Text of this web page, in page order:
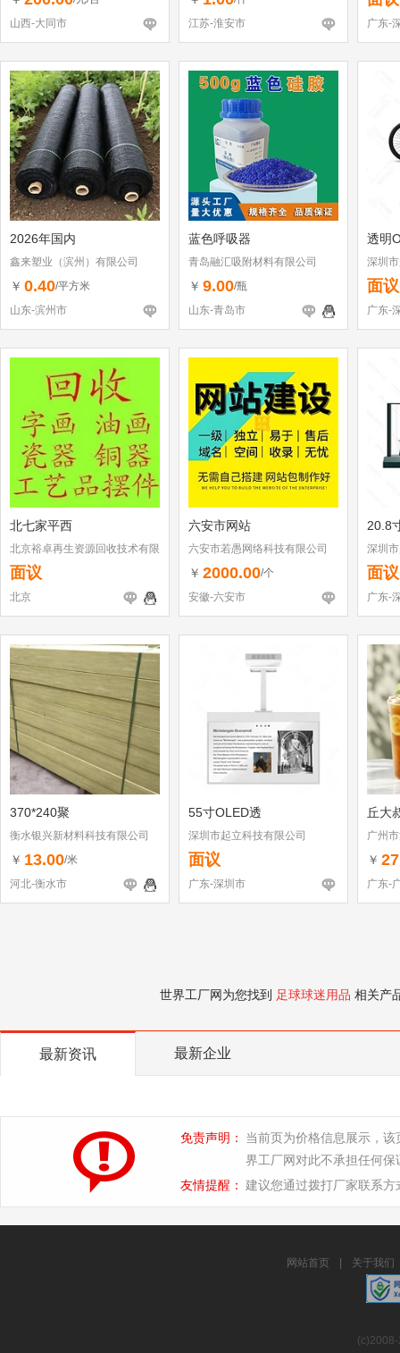
山西-大同市
江苏-淮安市
广东-
2026年国内
鑫来塑业（滨州）有限公司
￥ 0.40/平方米
山东-滨州市
蓝色呼吸器
青岛融汇吸附材料有限公司
￥ 9.00/瓶
山东-青岛市
透明
深圳
面议
广东-
北七家平西
北京裕卓再生资源回收技术有限
公司
面议
北京
六安市网站
六安市若愚网络科技有限公司
￥ 2000.00/个
安徽-六安市
20.8
深圳
面议
广东-
370*240聚
衡水银兴新材料科技有限公司
￥ 13.00/米
河北-衡水市
55寸OLED透
深圳市起立科技有限公司
面议
广东-深圳市
丘大
广州
￥
广东-
世界工厂网为您找到 足球球迷用品 相关产
最新资讯 最新企业
免责声明：
当前页为价格信息展示，
界工厂网对此不承担任何保
友情提醒： 建议您通过拨打厂家联系
网站首页 关于我们